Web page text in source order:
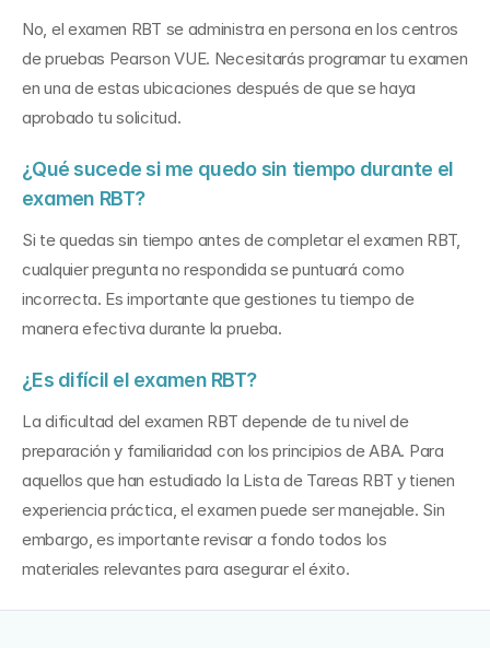
No, el examen RBT se administra en persona en los centros
de pruebas Pearson VUE. Necesitarás programar tu examen
en una de estas ubicaciones después de que se haya
aprobado tu solicitud.
¿Qué sucede si me quedo sin tiempo durante el
examen RBT?
Si te quedas sin tiempo antes de completar el examen RBT,
cualquier pregunta no respondida se puntuará como
incorrecta. Es importante que gestiones tu tiempo de
manera efectiva durante la prueba.
¿Es difícil el examen RBT?
La dificultad del examen RBT depende de tu nivel de
preparación y familiaridad con los principios de ABA. Para
aquellos que han estudiado la Lista de Tareas RBT y tienen
experiencia práctica, el examen puede ser manejable. Sin
embargo, es importante revisar a fondo todos los
materiales relevantes para asegurar el éxito.